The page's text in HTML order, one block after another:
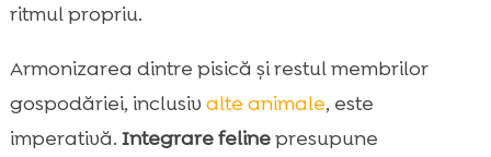
ritmul propriu.
Armonizarea dintre pisică și restul membrilor
gospodăriei, inclusiv alte animale, este
imperativă. Integrare felinepresupune